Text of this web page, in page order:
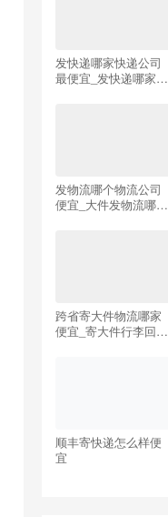
发快递哪家快递公司
最便宜_发快递哪家快
发物流哪个物流公司
便宜_大件发物流哪个
跨省寄大件物流哪家
便宜_寄大件行李回家
顺丰寄快递怎么样便
宜